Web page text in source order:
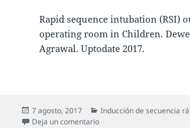
Rapid sequence intubation (RSI)
operating room in Children.
Agrawal. Uptodate 2017.
7 agosto, 2017
Inducción de secuencia
Deja un comentario